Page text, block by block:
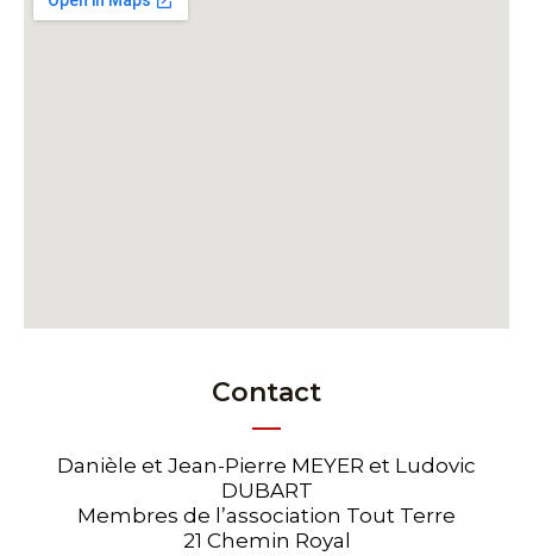
Contact
Danièle et Jean-Pierre MEYER et Ludovic
DUBART
Membres de l’association Tout Terre
21 Chemin Royal